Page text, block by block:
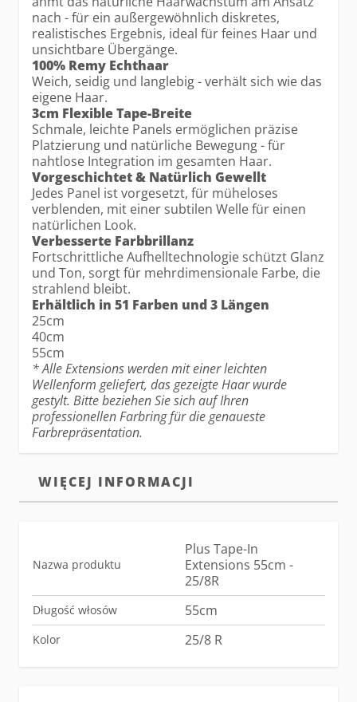
nach - für ein außergewöhnlich diskretes,
realistisches Ergebnis, ideal für feines Haar und
unsichtbare Übergänge.
100% Remy Echthaar
Weich, seidig und langlebig - verhält sich wie das
eigene Haar.
3cm Flexible Tape-Breite
Schmale, leichte Panels ermöglichen präzise
Platzierung und natürliche Bewegung - für
nahtlose Integration im gesamten Haar.
Vorgeschichtet & Natürlich Gewellt
Jedes Panel ist vorgesetzt, für müheloses
verblenden, mit einer subtilen Welle für einen
natürlichen Look.
Verbesserte Farbbrillanz
Fortschrittliche Aufhelltechnologie schützt Glanz
und Ton, sorgt für mehrdimensionale Farbe, die
strahlend bleibt.
Erhältlich in 51 Farben und 3 Längen
25cm
40cm
55cm
* Alle Extensions werden mit einer leichten
Wellenform geliefert, das gezeigte Haar wurde
gestylt. Bitte beziehen Sie sich auf Ihren
professionellen Farbring für die genaueste
Farbrepräsentation.
WIĘCEJ INFORMACJI
Nazwa produktu
Plus Tape-In
Extensions 55cm -
25/8R
Długość włosów 55cm
Kolor 25/8 R